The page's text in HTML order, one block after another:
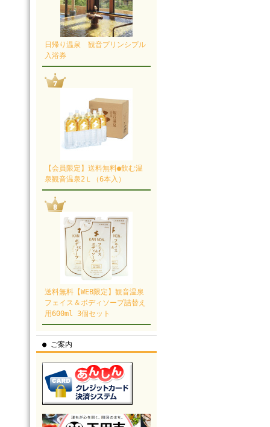
日帰り温泉 観音プリンシプル
入浴券
【会員限定】送料無料●飲む温
泉観音温泉2Ｌ（6本入）
送料無料【WEB限定】観音温泉
フェイス＆ボディソープ詰替え
用600ml 3個セット
● ご案内